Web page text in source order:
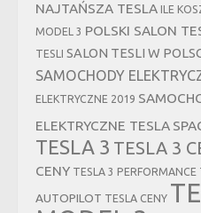
NAJTAŃSZA TESLA
ILE
MODEL 3 POLSKI SALON
TESLI
SALON TESLI W
SAMOCHODY
ELEKTRYCZNE 2019
ELEKTRYCZNE TESLA
TESLA 3 TESLA 3
CENY TESLA 3 PERFORMANCE
AUTOPILOT TESLA CENY